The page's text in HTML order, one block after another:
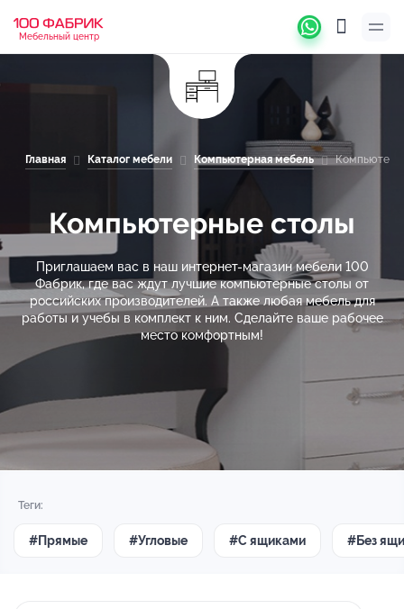
Мебельный центр
Главная Каталог мебели Компьютерная мебель
Компьютерные столы
Приглашаем вас в наш интернет-магазин мебели 100
Фабрик, где вас ждут лучшие компьютерные столы от
российских производителей. А также любая мебель для
работы и учебы в комплект к ним. Сделайте ваше рабочее
место комфортным!
Теги:
#Прямые #Угловые #С ящиками #Без